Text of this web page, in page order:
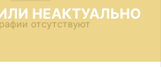
НЕАКТУАЛЬНО
отсутствуют